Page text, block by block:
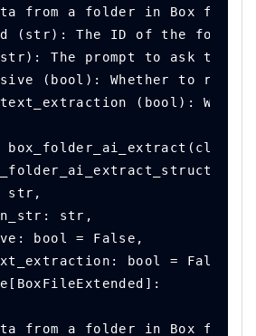
from a folder in Box from
(str): The ID of the folder
The prompt to ask the
(bool): Whether to read
(bool):
str,
str,
bool = False,
bool = False,
from a folder in Box from